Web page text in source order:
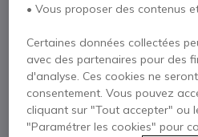
0800 72 4000
• Vous proposer des contenus
Certaines données collectées
avec des partenaires pour des
d'analyse. Ces cookies ne
consentement. Vous pouvez
cliquant sur "Tout accepter" ou
"Paramétrer les cookies" pour